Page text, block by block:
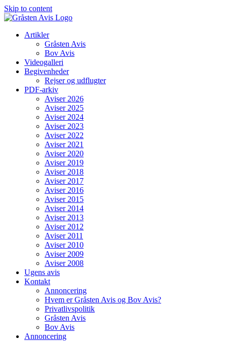
Skip to content
Artikler
Gråsten Avis
Bov Avis
Videogalleri
Begivenheder
Rejser og udflugter
PDF-arkiv
Aviser 2026
Aviser 2025
Aviser 2024
Aviser 2023
Aviser 2022
Aviser 2021
Aviser 2020
Aviser 2019
Aviser 2018
Aviser 2017
Aviser 2016
Aviser 2015
Aviser 2014
Aviser 2013
Aviser 2012
Aviser 2011
Aviser 2010
Aviser 2009
Aviser 2008
Ugens avis
Kontakt
Annoncering
Hvem er Gråsten Avis og Bov Avis?
Privatlivspolitik
Gråsten Avis
Bov Avis
Annoncering